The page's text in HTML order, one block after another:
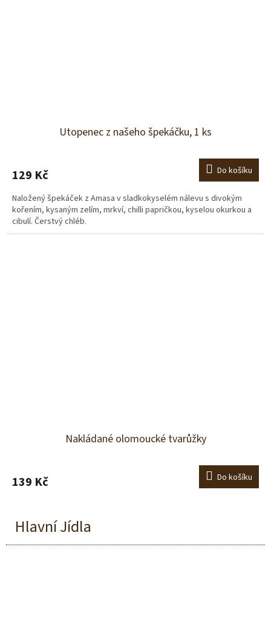
Utopenec z našeho špekáčku, 1 ks
129 Kč Do košíku
Naložený špekáček z Amasa v sladkokyselém nálevu s divokým
kořením, kysaným zelím, mrkví, chilli papričkou, kyselou okurkou a
cibulí. Čerstvý chléb.
Nakládané olomoucké tvarůžky
139 Kč Do košíku
Hlavní Jídla